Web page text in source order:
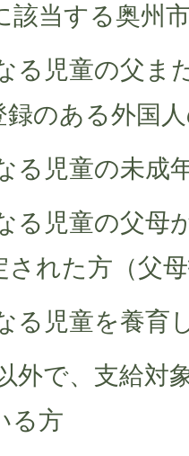
該当する奥州
る児童の父ま
録のある外国
る児童の未成
る児童の父母
された方（父
る児童を養育
外で、支給対
る方